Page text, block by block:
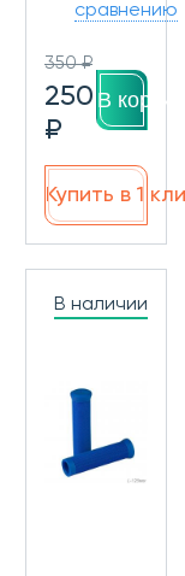
сравнению
350 ₽
250
₽
В
Купить в 1
В наличии